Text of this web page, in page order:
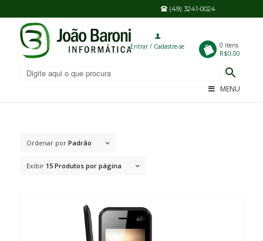
(49) 3241-0024
Entrar / Cadastre-se
0 itens
R$0,00
MENU
Ordenar por Padrão
Exibir 15 Produtos por página